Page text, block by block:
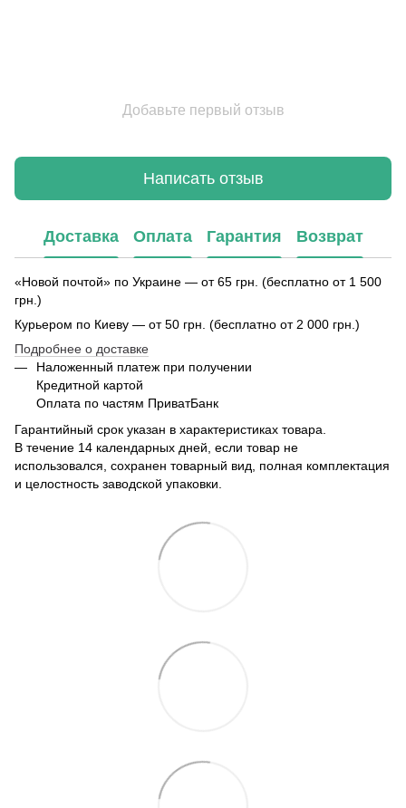
Добавьте первый отзыв
Написать отзыв
Доставка Оплата Гарантия Возврат
«Новой почтой» по Украине — от 65 грн. (бесплатно от 1 500
грн.)
Курьером по Киеву — от 50 грн. (бесплатно от 2 000 грн.)
Подробнее о доставке
Наложенный платеж при получении
Кредитной картой
Оплата по частям ПриватБанк
Гарантийный срок указан в характеристиках товара.
В течение 14 календарных дней, если товар не
использовался, сохранен товарный вид, полная комплектация
и целостность заводской упаковки.